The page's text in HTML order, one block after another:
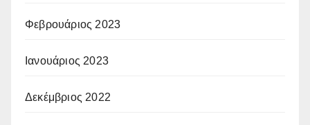
Φεβρουάριος 2023
Ιανουάριος 2023
Δεκέμβριος 2022